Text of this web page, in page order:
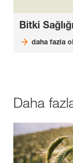
Bitki
daha fazla
Daha